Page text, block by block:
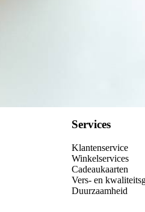
Services
Klantenservice
Winkelservices
Cadeaukaarten
Vers- en
Duurzaamheid